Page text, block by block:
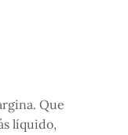
Que
líquido,